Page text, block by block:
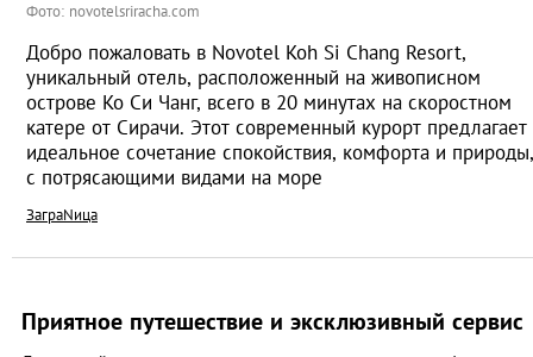
Фото: novotelsriracha.com
Добро пожаловать в Novotel Koh Si Chang Resort,
уникальный отель, расположенный на живописном
острове Ко Си Чанг, всего в 20 минутах на скоростном
катере от Сирачи. Этот современный курорт предлагает
идеальное сочетание спокойствия, комфорта и природы,
с потрясающими видами на море
ЗаграNица
Приятное путешествие и эксклюзивный сервис